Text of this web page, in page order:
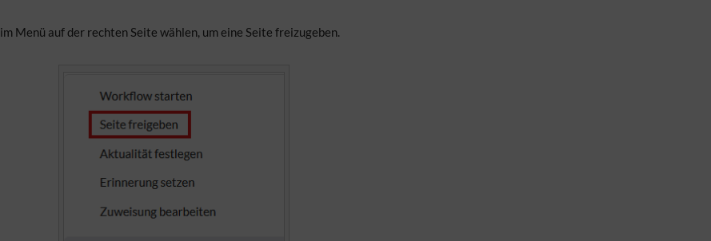
im Menü auf der rechten Seite wählen, um eine Seite freizugeben.